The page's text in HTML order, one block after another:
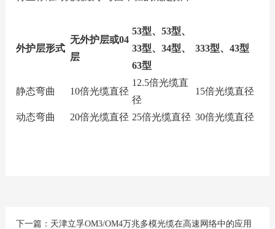
外护层形式
无外护层或04
层
53型、53型、
33型、34型、
63型
333型、43型
静态弯曲 10倍光缆直径
12.5倍光缆直
径
15倍光缆直径
动态弯曲 20倍光缆直径 25倍光缆直径 30倍光缆直径
下一篇： 天津立孚OM3/OM4万兆多模光缆在高速网络中的应用